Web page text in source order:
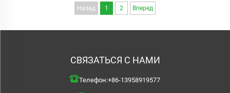
Назад 1 2 Вперед
СВЯЗАТЬСЯ С НАМИ
Телефон:+86-13958919577